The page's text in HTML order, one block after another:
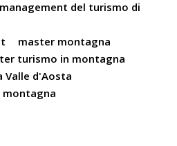
del turismo di
master montagna
turismo in montagna
Valle d'Aosta
montagna